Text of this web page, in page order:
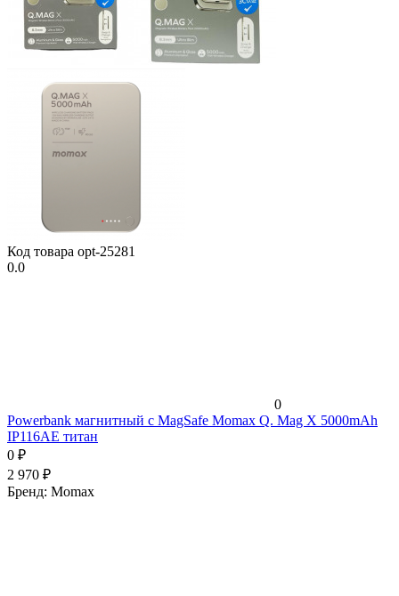
Код товара opt-25281
0.0
0
Powerbank магнитный с MagSafe Momax Q. Mag X 5000mAh
IP116AE титан
0 ₽
2 970 ₽
Бренд: Momax